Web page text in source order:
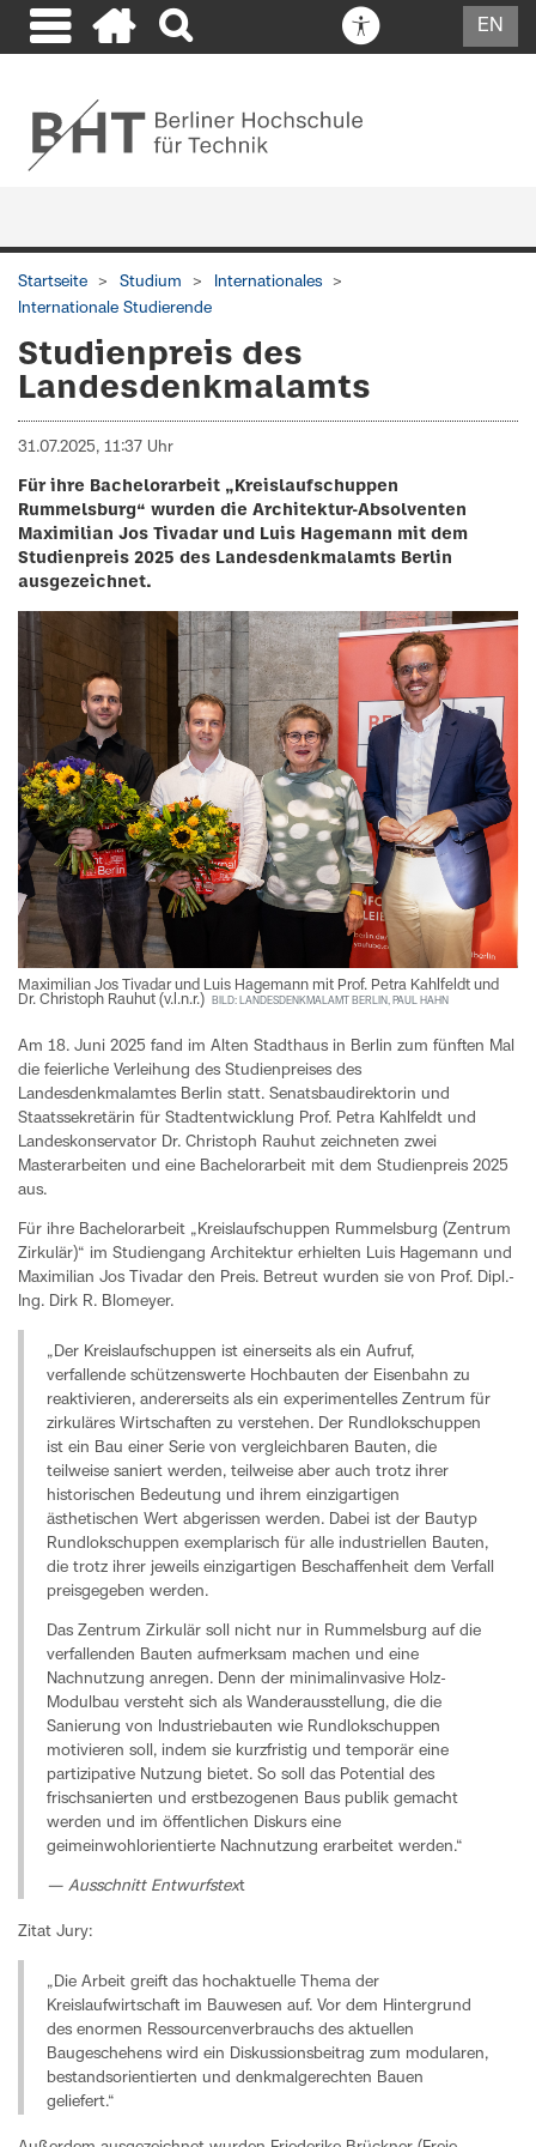
EN
Startseite Studium
Internationales
Internationale Studierende
Studienpreis des
Landesdenkmalamts
31.07.2025, 11:37 Uhr
Für ihre Bachelorarbeit „Kreislaufschuppen
Rummelsburg“ wurden die Architektur-Absolventen
Maximilian Jos Tivadar und Luis Hagemann mit dem
Studienpreis 2025 des Landesdenkmalamts Berlin
ausgezeichnet.
Maximilian Jos Tivadar und Luis Hagemann mit Prof. Petra Kahlfeldt und
Dr. Christoph Rauhut (v.l.n.r.)
BILD: LANDESDENKMALAMT BERLIN, PAUL HAHN
Am 18. Juni 2025 fand im Alten Stadthaus in Berlin zum fünften Mal
die feierliche Verleihung des Studienpreises des
Landesdenkmalamtes Berlin statt. Senatsbaudirektorin und
Staatssekretärin für Stadtentwicklung Prof. Petra Kahlfeldt und
Landeskonservator Dr. Christoph Rauhut zeichneten zwei
Masterarbeiten und eine Bachelorarbeit mit dem Studienpreis 2025
aus.
Für ihre Bachelorarbeit „Kreislaufschuppen Rummelsburg (Zentrum
Zirkulär)“ im Studiengang Architektur erhielten Luis Hagemann und
Maximilian Jos Tivadar den Preis. Betreut wurden sie von Prof. Dipl.-
Ing. Dirk R. Blomeyer.
„Der Kreislaufschuppen ist einerseits als ein Aufruf,
verfallende schützenswerte Hochbauten der Eisenbahn zu
reaktivieren, andererseits als ein experimentelles Zentrum für
zirkuläres Wirtschaften zu verstehen. Der Rundlokschuppen
ist ein Bau einer Serie von vergleichbaren Bauten, die
teilweise saniert werden, teilweise aber auch trotz ihrer
historischen Bedeutung und ihrem einzigartigen
ästhetischen Wert abgerissen werden. Dabei ist der Bautyp
Rundlokschuppen exemplarisch für alle industriellen Bauten,
die trotz ihrer jeweils einzigartigen Beschaffenheit dem Verfall
preisgegeben werden.
Das Zentrum Zirkulär soll nicht nur in Rummelsburg auf die
verfallenden Bauten aufmerksam machen und eine
Nachnutzung anregen. Denn der minimalinvasive Holz-
Modulbau versteht sich als Wanderausstellung, die die
Sanierung von Industriebauten wie Rundlokschuppen
motivieren soll, indem sie kurzfristig und temporär eine
partizipative Nutzung bietet. So soll das Potential des
frischsanierten und erstbezogenen Baus publik gemacht
werden und im öffentlichen Diskurs eine
geimeinwohlorientierte Nachnutzung erarbeitet werden.“
— Ausschnitt Entwurfstext
Zitat Jury:
„Die Arbeit greift das hochaktuelle Thema der
Kreislaufwirtschaft im Bauwesen auf. Vor dem Hintergrund
des enormen Ressourcenverbrauchs des aktuellen
Baugeschehens wird ein Diskussionsbeitrag zum modularen,
bestandsorientierten und denkmalgerechten Bauen
geliefert.“